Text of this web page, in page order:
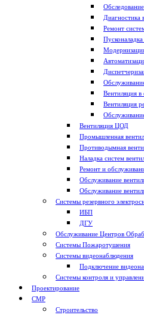
Диагностика
Ремонт
Вентиляция в
Вентиляция
Вентиляция ЦОД
Промышленная
Противодымная
Наладка систем
Ремонт и
Обслуживание
Обслуживание
Системы резервного
ИБП
ДГУ
Обслуживание Центров
Системы Пожаротушения
Системы видеонаблюдения
Подключение
Системы контроля и
Проектирование
СМР
Строительство